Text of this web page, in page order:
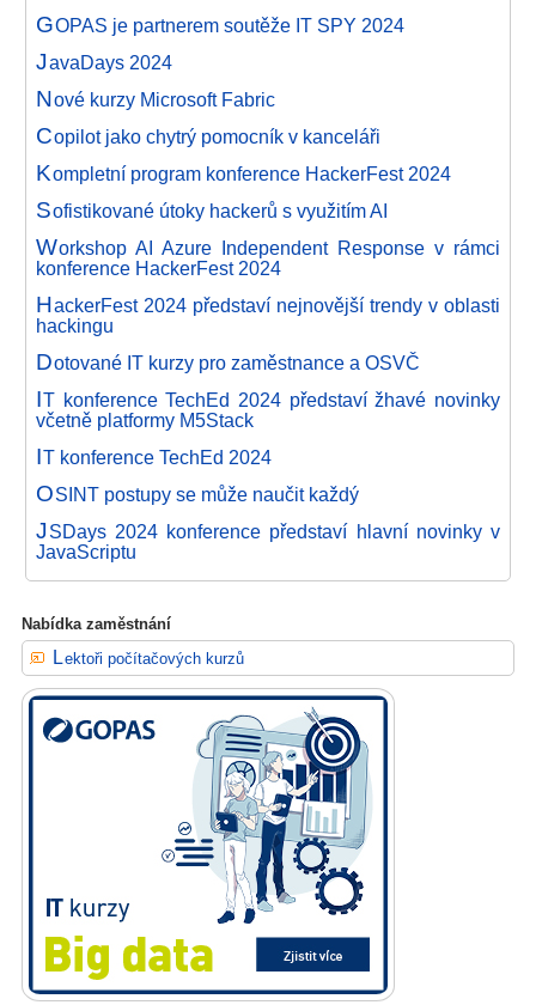
GOPAS je partnerem soutěže IT SPY 2024
JavaDays 2024
Nové kurzy Microsoft Fabric
Copilot jako chytrý pomocník v kanceláři
Kompletní program konference HackerFest 2024
Sofistikované útoky hackerů s využitím AI
Workshop AI Azure Independent Response v rámci
konference HackerFest 2024
HackerFest 2024 představí nejnovější trendy v oblasti
hackingu
Dotované IT kurzy pro zaměstnance a OSVČ
IT konference TechEd 2024 představí žhavé novinky
včetně platformy M5Stack
IT konference TechEd 2024
OSINT postupy se může naučit každý
JSDays 2024 konference představí hlavní novinky v
JavaScriptu
Nabídka zaměstnání
Lektoři počítačových kurzů